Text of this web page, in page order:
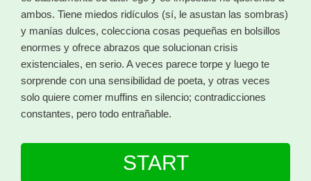
ambos. Tiene miedos ridículos (sí, le asustan las sombras)
y manías dulces, colecciona cosas pequeñas en bolsillos
enormes y ofrece abrazos que solucionan crisis
existenciales, en serio. A veces parece torpe y luego te
sorprende con una sensibilidad de poeta, y otras veces
solo quiere comer muffins en silencio; contradicciones
constantes, pero todo entrañable.
START